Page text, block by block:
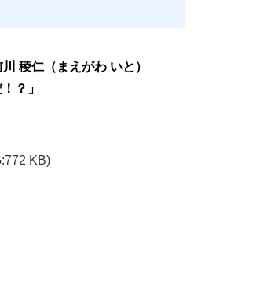
稜仁（まえがわ いと）
？」
KB)